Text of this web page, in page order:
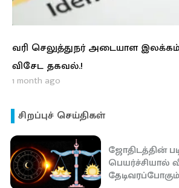
வரி செலுத்துநர் அடையாள
விசேட தகவல்.!
1 month ago
சிறப்புச் செய்திகள்
ஜோதிடத்தின்